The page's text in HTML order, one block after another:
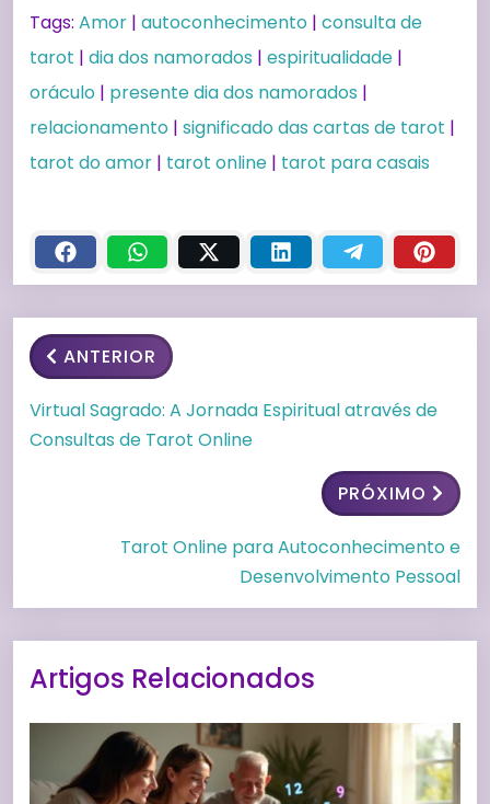
Tags: Amor | autoconhecimento | consulta de
tarot | dia dos namorados | espiritualidade |
oráculo | presente dia dos namorados |
relacionamento | significado das cartas de tarot |
tarot do amor | tarot online | tarot para casais
ANTERIOR
Virtual Sagrado: A Jornada Espiritual através de
Consultas de Tarot Online
PRÓXIMO
Tarot Online para Autoconhecimento e
Desenvolvimento Pessoal
Artigos Relacionados